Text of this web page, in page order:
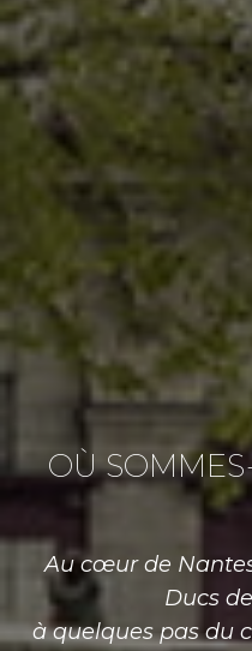
OÙ
Au cœur de
Ducs
à quelques pas du